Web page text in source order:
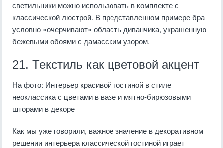
светильники можно использовать в комплекте с
классической люстрой. В представленном примере бра
условно «очерчивают» область диванчика, украшенную
бежевыми обоями с дамасским узором.
21. Текстиль как цветовой акцент
На фото: Интерьер красивой гостиной в стиле
неоклассика с цветами в вазе и мятно-бирюзовыми
шторами в декоре
Как мы уже говорили, важное значение в декоративном
решении интерьера классической гостиной играет